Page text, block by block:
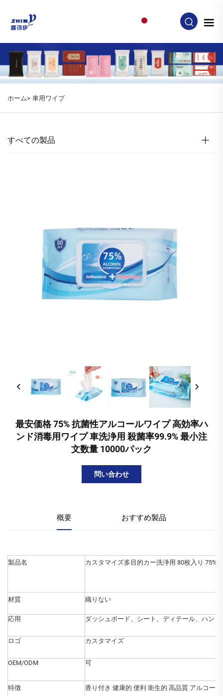
ホーム> 車用ワイプ
すべての製品
最安価格 75% 抗菌性アルコールワイプ 高効率ハ
ンド消毒用ワイプ 車洗浄用 殺菌率99.9% 最小注
文数量 10000パック
問い合わせ
概要 おすすめ製品
製品名 カスタマイズ多目的カー洗浄用 80枚入り 75%
材質 織りない
応用 ダッシュボード、シート、ディテール、ハンド
ロゴ カスタマイズ
OEM/ODM 可
特徴 香り付き 健康的 便利 衛生的 高品質 アルコール